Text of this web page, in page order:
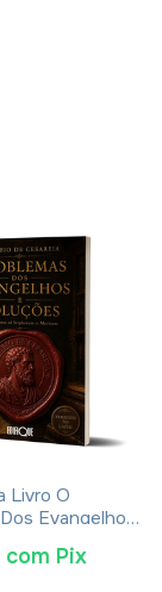
Livro O
Evangelhos
Eusébio De
com Pix